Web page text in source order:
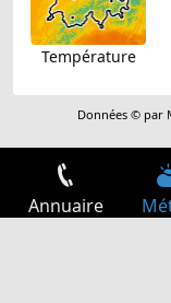
Température
Données © par
Annuaire